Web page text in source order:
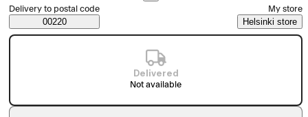
Saatavuustiedot
Select order method
Delivery to postal code
00220
My store
Helsinki store
Delivered
Not available